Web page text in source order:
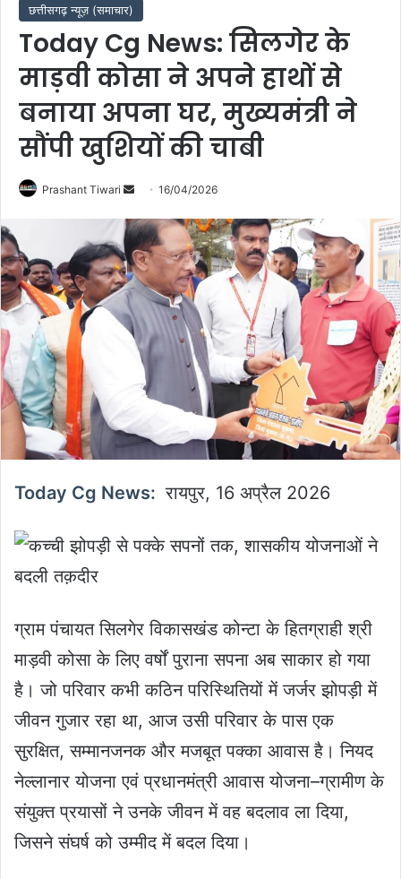
छत्तीसगढ़ न्यूज़ (समाचार)
Today Cg News: सिलगेर के
माड़वी कोसा ने अपने हाथों से
बनाया अपना घर, मुख्यमंत्री ने
सौंपी खुशियों की चाबी
Prashant Tiwari
Send
email
16/04/2026
Today Cg News: रायपुर, 16 अप्रैल 2026
ग्राम पंचायत सिलगेर विकासखंड कोन्टा के हितग्राही श्री
माड़वी कोसा के लिए वर्षों पुराना सपना अब साकार हो गया
है। जो परिवार कभी कठिन परिस्थितियों में जर्जर झोपड़ी में
जीवन गुजार रहा था, आज उसी परिवार के पास एक
सुरक्षित, सम्मानजनक और मजबूत पक्का आवास है। नियद
नेल्लानार योजना एवं प्रधानमंत्री आवास योजना–ग्रामीण के
संयुक्त प्रयासों ने उनके जीवन में वह बदलाव ला दिया,
जिसने संघर्ष को उम्मीद में बदल दिया।